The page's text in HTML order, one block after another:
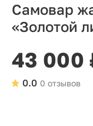
Самовар
«Золотой
43 000
0 отзывов
0.0